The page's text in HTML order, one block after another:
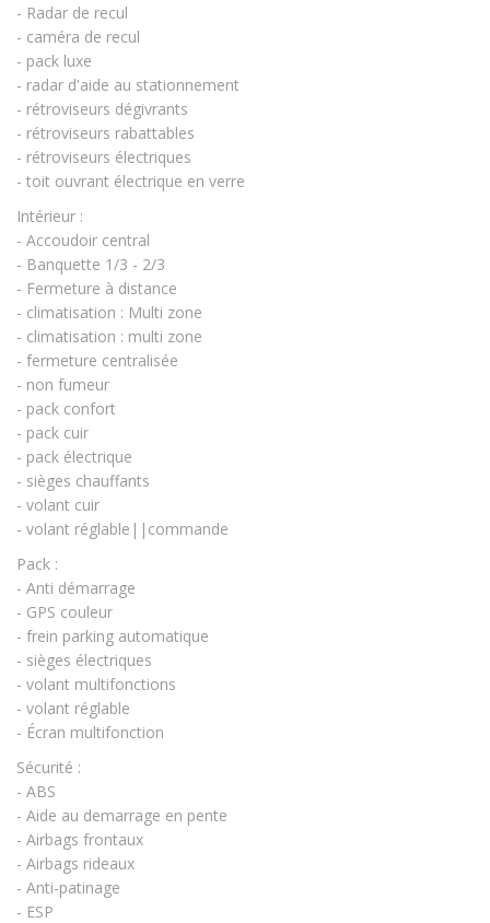
- Radar de recul
- caméra de recul
- pack luxe
- radar d'aide au stationnement
- rétroviseurs dégivrants
- rétroviseurs rabattables
- rétroviseurs électriques
- toit ouvrant électrique en verre
Intérieur :
- Accoudoir central
- Banquette 1/3 - 2/3
- Fermeture à distance
- climatisation : Multi zone
- climatisation : multi zone
- fermeture centralisée
- non fumeur
- pack confort
- pack cuir
- pack électrique
- sièges chauffants
- volant cuir
- volant réglable||commande
Pack :
- Anti démarrage
- GPS couleur
- frein parking automatique
- sièges électriques
- volant multifonctions
- volant réglable
- Écran multifonction
Sécurité :
- ABS
- Aide au demarrage en pente
- Airbags frontaux
- Airbags rideaux
- Anti-patinage
- ESP